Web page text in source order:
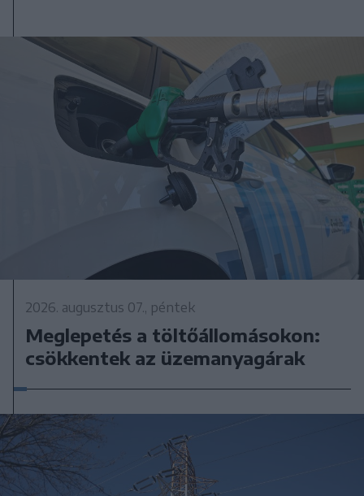
2026. augusztus 07., péntek
Meglepetés a töltőállomásokon:
csökkentek az üzemanyagárak